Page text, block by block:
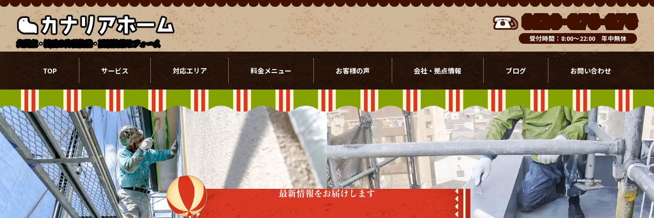
北関東・埼玉の外壁塗装・屋根塗装リフォーム
0120-076-976
受付時間：8:00～22:00 年中無休
TOP サービス 対応エリア 料金メニュー お客様の声 会社・拠点情報 ブログ お問い合わせ
最新情報をお届けします